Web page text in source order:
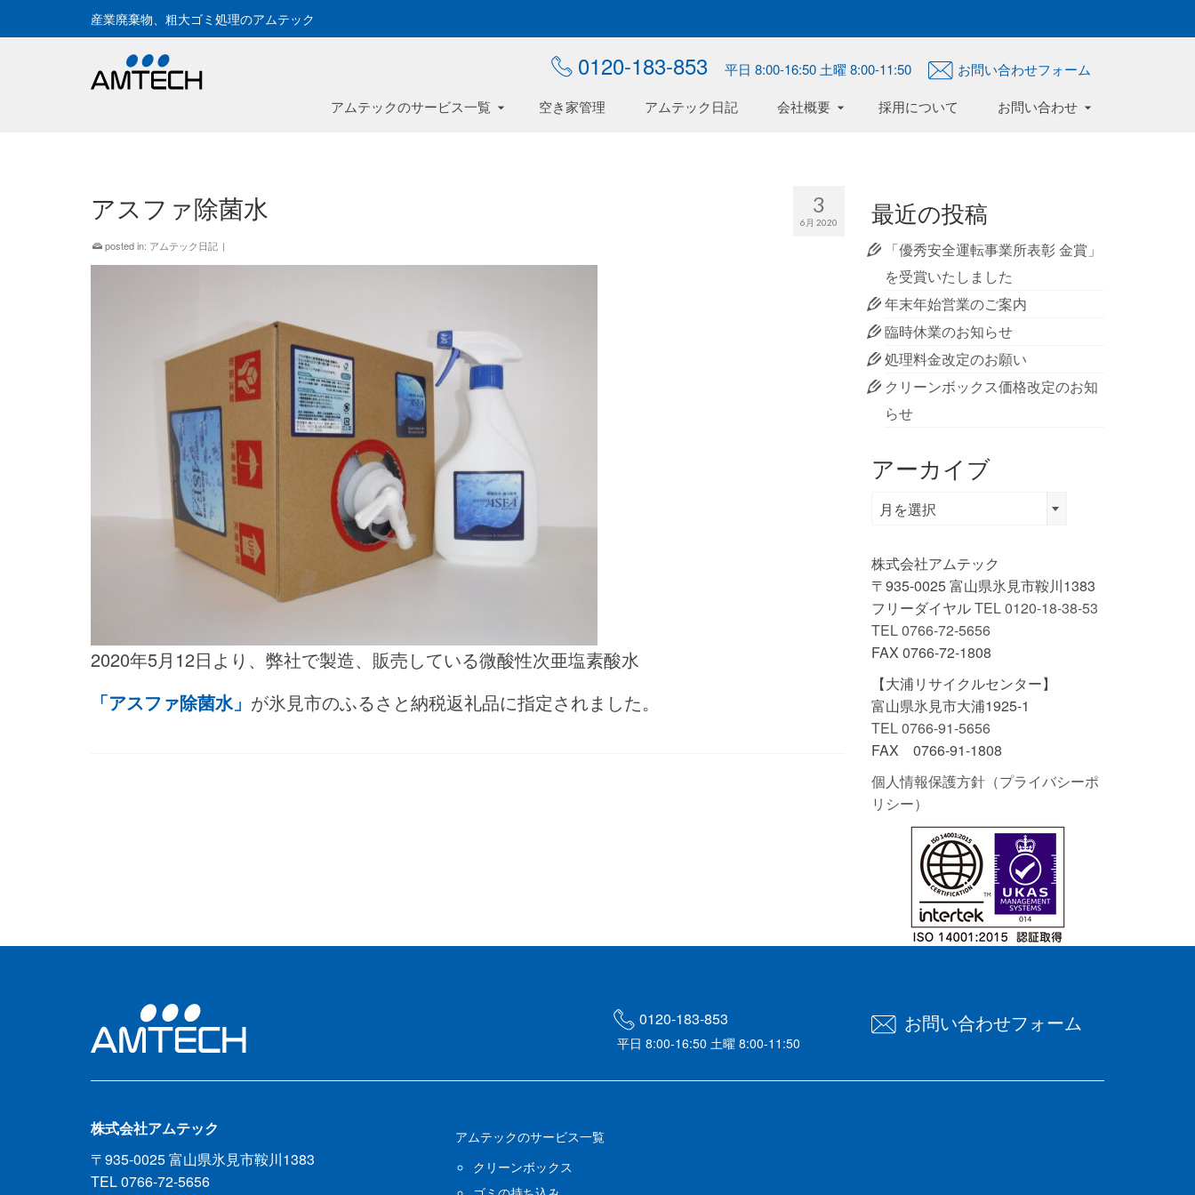
産業廃棄物、粗大ゴミ処理のアムテック
0120-183-853 平日 8:00-16:50 土曜 8:00-11:50 お問い合わせフォーム
アムテックのサービス一覧 空き家管理 アムテック日記 会社概要 採用について お問い合わせ
3
6月 2020
アスファ除菌水
posted in: アムテック日記 |
2020年5月12日より、弊社で製造、販売している微酸性次亜塩素酸水
「アスファ除菌水」 が氷見市のふるさと納税返礼品に指定されました。
最近の投稿
「優秀安全運転事業所表彰 金賞」
を受賞いたしました
年末年始営業のご案内
臨時休業のお知らせ
処理料金改定のお願い
クリーンボックス価格改定のお知
らせ
アーカイブ
ア
ー
イ
ブ
月を選択
株式会社アムテック
〒935-0025 富山県氷見市鞍川1383
フリーダイヤルTEL 0120-18-38-53
TEL 0766-72-5656
FAX 0766-72-1808
【大浦リサイクルセンター】
富山県氷見市大浦1925-1
TEL 0766-91-5656
FAX 0766-91-1808
個人情報保護方針（プライバシーポ
リシー）
0120-183-853
平日 8:00-16:50 土曜 8:00-11:50
お問い合わせフォーム
株式会社アムテック
〒935-0025 富山県氷見市鞍川1383
TEL 0766-72-5656
アムテックのサービス一覧
クリーンボックス